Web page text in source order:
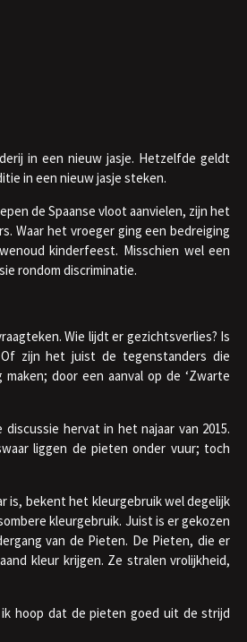
in een nieuw jasje. Hetzelfde geldt
in een nieuw jasje steken.
de Spaanse vloot aanvielen, zijn het
Waar het vroeger ging een bedreiging
kinderfeest. Misschien wel een
rondom discriminatie.
Wie lijdt er gezichtsverlies? Is
zijn het juist de tegenstanders die
door een aanval op de ‘Zwarte
hervat in het najaar van 2015.
liggen de pieten onder vuur; toch
is, bekent het kleurgebruik wel degelijk
kleurgebruik. Juist is er gekozen
van de Pieten. De Pieten, die er
kleur krijgen. Ze stralen vrolijkheid,
hoop dat de pieten goed uit de strijd